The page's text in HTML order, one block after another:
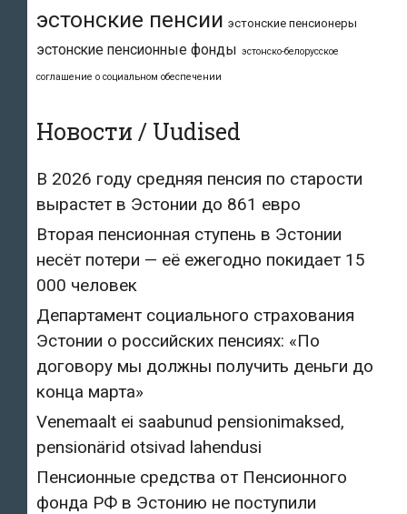
эстонские пенсии эстонские пенсионеры
эстонские пенсионные фонды эстонско-белорусское
соглашение о социальном обеспечении
Новости / Uudised
В 2026 году средняя пенсия по старости
вырастет в Эстонии до 861 евро
Вторая пенсионная ступень в Эстонии
несёт потери — её ежегодно покидает 15
000 человек
Департамент социального страхования
Эстонии о российских пенсиях: «По
договору мы должны получить деньги до
конца марта»
Venemaalt ei saabunud pensionimaksed,
pensionärid otsivad lahendusi
Пенсионные средства от Пенсионного
фонда РФ в Эстонию не поступили